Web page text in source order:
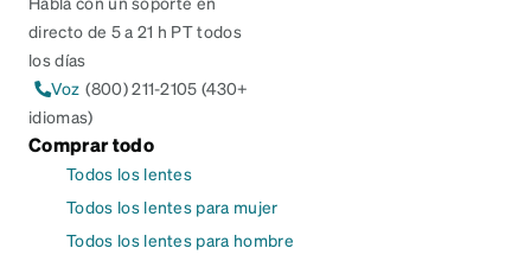
directo de 5 a 21 h PT todos
los días
Voz (800) 211-2105 (430+
idiomas)
Comprar todo
Todos los lentes
Todos los lentes para mujer
Todos los lentes para hombre